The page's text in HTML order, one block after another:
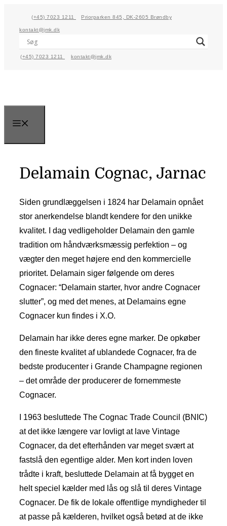
content
(+45) 7023 1211 Priorparken 845, DK-2605 Brøndby
kontakt@jmk.dk
(+45) 7023 1211 kontakt@jmk.dk
Menu
Delamain Cognac, Jarnac
Siden grundlæggelsen i 1824 har Delamain opnået
stor anerkendelse blandt kendere for den unikke
kvalitet. I dag vedligeholder Delamain den gamle
tradition om håndværksmæssig perfektion – og
vægter den meget højere end den kommercielle
prioritet. Delamain siger følgende om deres
Cognacer: “Delamain starter, hvor andre Cognacer
slutter”, og med det menes, at Delamains egne
Cognacer kun findes i X.O.
Delamain har ikke deres egne marker. De opkøber
den fineste kvalitet af ublandede Cognacer, fra de
bedste producenter i Grande Champagne regionen
– det område der producerer de fornemmeste
Cognacer.
I 1963 besluttede The Cognac Trade Council (BNIC)
at det ikke længere var lovligt at lave Vintage
Cognacer, da det efterhånden var meget svært at
fastslå den egentlige alder. Men kort inden loven
trådte i kraft, besluttede Delamain at få bygget en
helt speciel kælder med lås og slå til deres Vintage
Cognacer. De fik de lokale offentlige myndigheder til
at passe på kælderen, hvilket også betød at de ikke